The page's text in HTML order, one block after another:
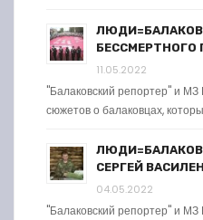
БЕССМЕРТНОГО
11.05.2022
"Балаковский репортер" и
сюжетов о балаковцах,
СЕРГЕЙ
04.05.2022
"Балаковский репортер" и